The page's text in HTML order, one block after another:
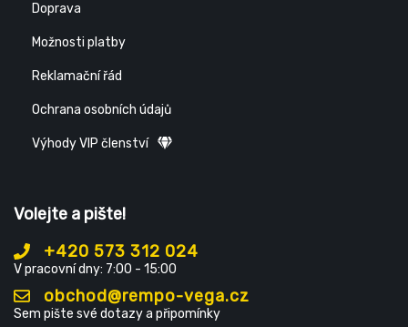
Doprava
Možnosti platby
Reklamační řád
Ochrana osobních údajů
Výhody VIP členství
Volejte a pište!
+420 573 312 024
V pracovní dny: 7:00 - 15:00
obchod@rempo-vega.cz
Sem pište své dotazy a připomínky